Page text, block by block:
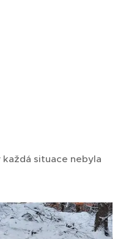
situace nebyla